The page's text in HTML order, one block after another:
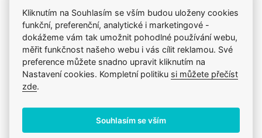
Produkt také v těchto kategoriích6
Krmiva
Mého psa trápí
N&D
Pro dospělé
Konzervy a kapsičky N&D
Jsme zkušení veterináři
Mazlíčkům pomáháme denně již 20 let.
Kliknutím na Souhlasím se vším budou uloženy cookies
funkční, preferenční, analytické i marketingové -
dokážeme vám tak umožnit pohodlné používání webu,
měřit funkčnost našeho webu i vás cílit reklamou. Své
preference můžete snadno upravit kliknutím na
Nastavení cookies. Kompletní politiku si můžete přečíst
zde.
Souhlasím se vším